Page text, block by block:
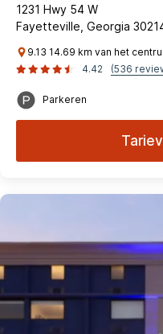
1231 Hwy 54 W
Fayetteville, Georgia
9.13 14.69 km van het
4.42
(536
Parkeren